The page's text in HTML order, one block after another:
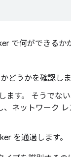
で何ができるか
どうかを確認しま
ます。 そうでな
ネットワーク レ
を通過します。